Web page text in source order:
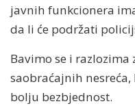
javnih funkcionera
da li će podržati
Bavimo se i
saobraćajnih
bolju bezbjednost.